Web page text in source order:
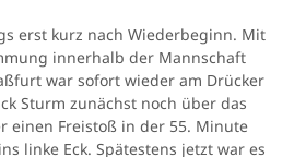
erst kurz nach Wiederbeginn. Mit
innerhalb der Mannschaft
war sofort wieder am Drücker
Sturm zunächst noch über das
einen Freistoß in der 55. Minute
linke Eck. Spätestens jetzt war es